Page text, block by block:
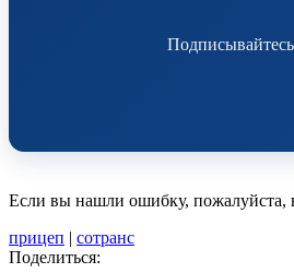
Если вы нашли ошибку, пожалуйста,
прицеп | сотранс
Поделиться: